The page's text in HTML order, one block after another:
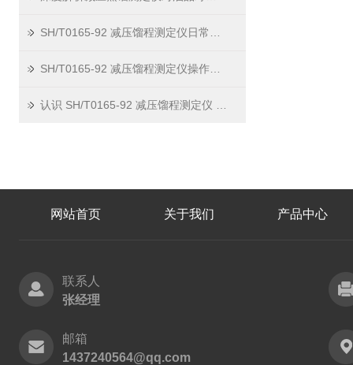
网站首页 关于我们 产品中心
联系人
张经理
邮箱
1437240564@qq.com